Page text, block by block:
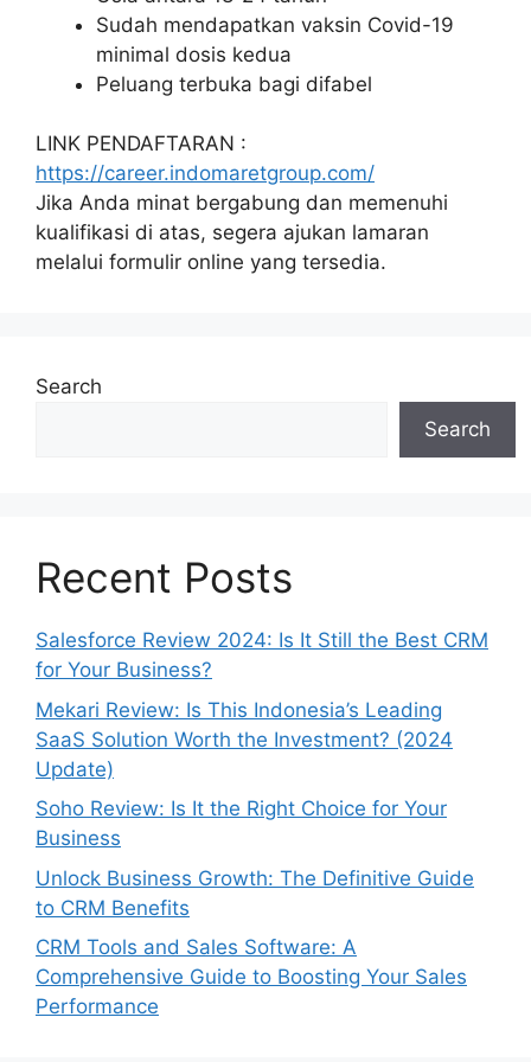
Sudah mendapatkan vaksin Covid-19
minimal dosis kedua
Peluang terbuka bagi difabel
LINK PENDAFTARAN :
https://career.indomaretgroup.com/
Jika Anda minat bergabung dan memenuhi
kualifikasi di atas, segera ajukan lamaran
melalui formulir online yang tersedia.
Search
Search
Recent Posts
Salesforce Review 2024: Is It Still the Best CRM
for Your Business?
Mekari Review: Is This Indonesia’s Leading
SaaS Solution Worth the Investment? (2024
Update)
Soho Review: Is It the Right Choice for Your
Business
Unlock Business Growth: The Definitive Guide
to CRM Benefits
CRM Tools and Sales Software: A
Comprehensive Guide to Boosting Your Sales
Performance